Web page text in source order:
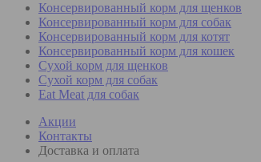
Консервированный корм для щенков
Консервированный корм для собак
Консервированный корм для котят
Консервированный корм для кошек
Сухой корм для щенков
Сухой корм для собак
Eat Meat для собак
Акции
Контакты
Доставка и оплата